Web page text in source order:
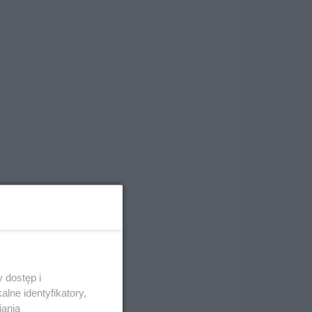
dostęp i
identyfikatory,